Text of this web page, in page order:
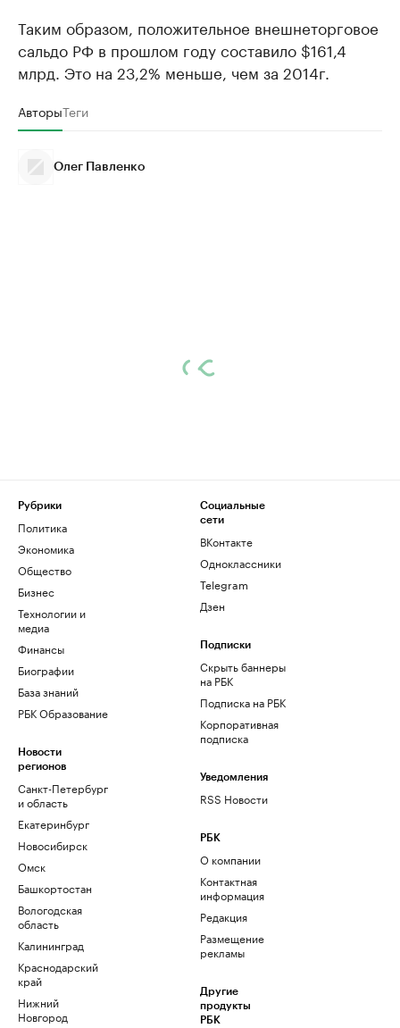
Таким образом, положительное внешнеторговое
сальдо РФ в прошлом году составило $161,4
млрд. Это на 23,2% меньше, чем за 2014г.
АвторыТеги
Олег Павленко
Рубрики
Политика
Экономика
Общество
Бизнес
Технологии и
медиа
Финансы
Биографии
База знаний
РБК Образование
Новости
регионов
Санкт-Петербург
и область
Екатеринбург
Новосибирск
Омск
Башкортостан
Вологодская
область
Калининград
Краснодарский
край
Нижний
Новгород
Социальные
сети
ВКонтакте
Одноклассники
Telegram
Дзен
Подписки
Скрыть баннеры
на РБК
Подписка на РБК
Корпоративная
подписка
Уведомления
RSS Новости
РБК
О компании
Контактная
информация
Редакция
Размещение
рекламы
Другие
продукты
РБК